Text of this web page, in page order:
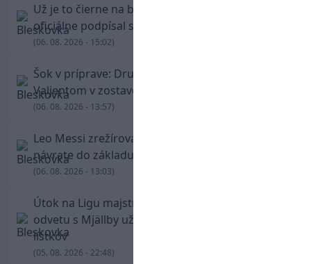
Už je to čierne na bielom: Mohamed Salah
oficiálne podpísal s Trabzonsporom
(06. 08. 2026 - 15:02)
Šok v príprave: Druholigová Mallorca s
Valjentom v zostave zdolala PSG
(06. 08. 2026 - 13:57)
Leo Messi zrežíroval obrat Interu Miami, pri
návrate do základu strelil dva góly
(06. 08. 2026 - 13:03)
Útok na Ligu majstrov láka! Slovan hlási na
odvetu s Mjällby už viac ako 13-tisíc predaných
lístkov
(05. 08. 2026 - 22:48)